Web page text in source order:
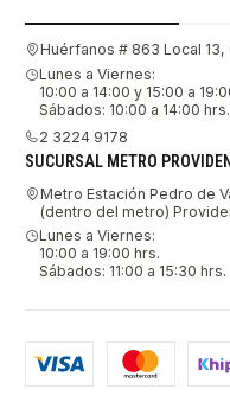
Huérfanos # 863 Local 13,
Lunes a Viernes:
10:00 a 14:00 y 15:00 a
Sábados: 10:00 a 14:00 hrs.
2 3224 9178
SUCURSAL METRO
Metro Estación Pedro de
(dentro del metro)
Lunes a Viernes:
10:00 a 19:00 hrs.
Sábados: 11:00 a 15:30 hrs.